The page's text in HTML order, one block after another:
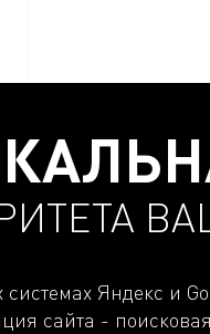
Яндекс и
сайта -